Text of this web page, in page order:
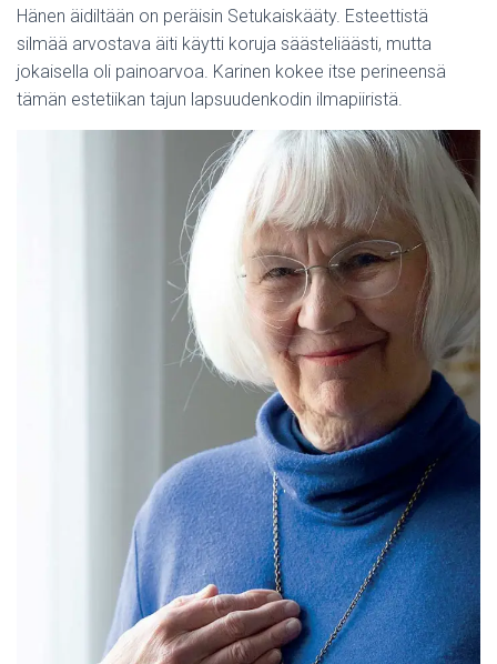
Hänen äidiltään on peräisin Setukaiskääty. Esteettistä
silmää arvostava äiti käytti koruja säästeliäästi, mutta
jokaisella oli painoarvoa. Karinen kokee itse perineensä
tämän estetiikan tajun lapsuudenkodin ilmapiiristä.